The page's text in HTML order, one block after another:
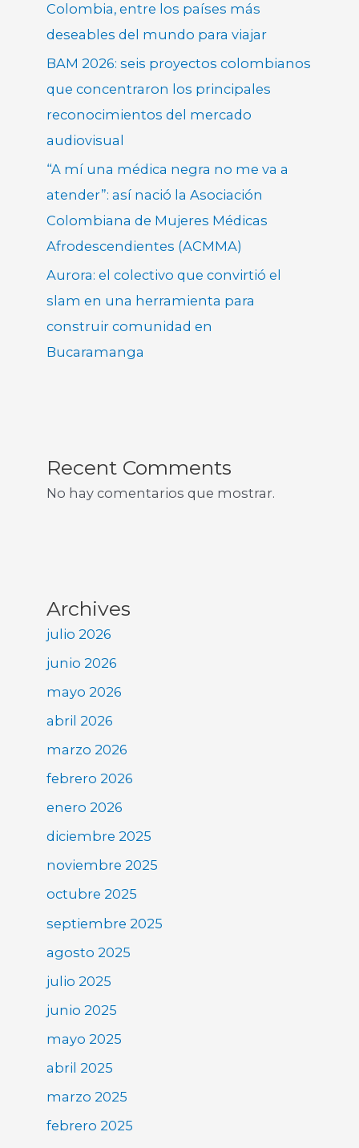
Colombia, entre los países más
deseables del mundo para viajar
BAM 2026: seis proyectos colombianos
que concentraron los principales
reconocimientos del mercado
audiovisual
“A mí una médica negra no me va a
atender”: así nació la Asociación
Colombiana de Mujeres Médicas
Afrodescendientes (ACMMA)
Aurora: el colectivo que convirtió el
slam en una herramienta para
construir comunidad en
Bucaramanga
Recent Comments
No hay comentarios que mostrar.
Archives
julio 2026
junio 2026
mayo 2026
abril 2026
marzo 2026
febrero 2026
enero 2026
diciembre 2025
noviembre 2025
octubre 2025
septiembre 2025
agosto 2025
julio 2025
junio 2025
mayo 2025
abril 2025
marzo 2025
febrero 2025